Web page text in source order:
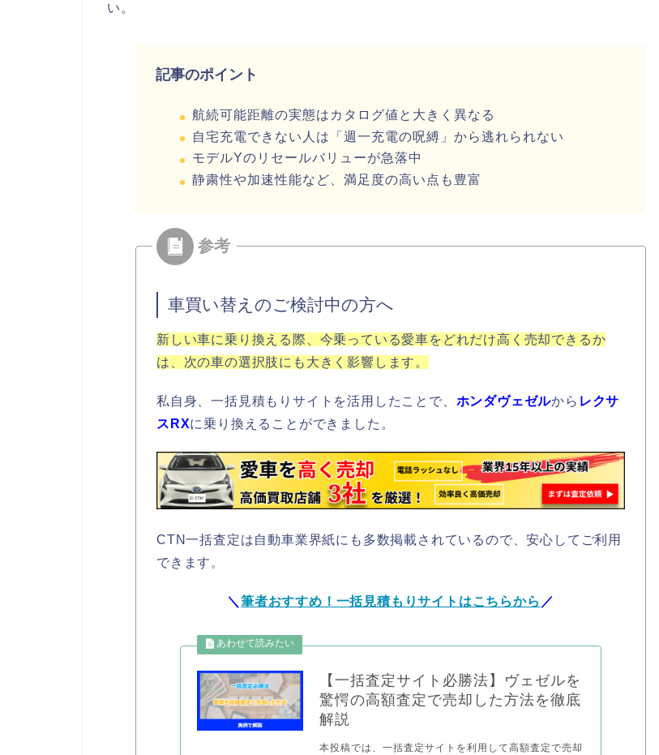
い。
記事のポイント
航続可能距離の実態はカタログ値と大きく異なる
自宅充電できない人は「週一充電の呪縛」から逃れられない
モデルYのリセールバリューが急落中
静粛性や加速性能など、満足度の高い点も豊富
車買い替えのご検討中の方へ
新しい車に乗り換える際、今乗っている愛車をどれだけ高く売却できるか
は、次の車の選択肢にも大きく影響します。
私自身、一括見積もりサイトを活用したことで、 ホンダヴェゼルから レクサ
スRXに乗り換えることができました。
CTN一括査定は自動車業界紙にも多数掲載されているので、安心してご利用
できます。
＼筆者おすすめ！一括見積もりサイトはこちらから ／
【一括査定サイト必勝法】ヴェゼルを
驚愕の高額査定で売却した方法を徹底
解説
本投稿では、一括査定サイトを利用して高額査定で売却